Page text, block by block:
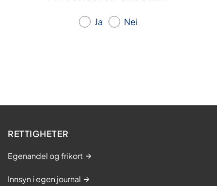
Ja Nei
RETTIGHETER
Egenandel og frikort
Innsyn i egen journal